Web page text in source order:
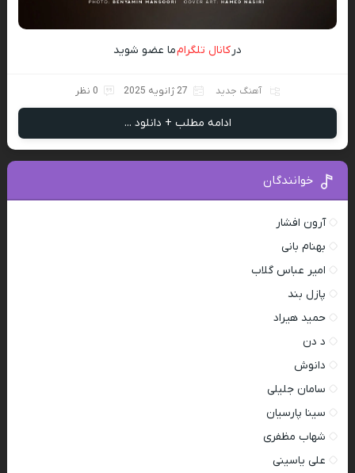
درکانال تلگرامما عضو شوید
آهنگ جدید 27 ژانویه 2025 0 نظر
ادامه مطلب + دانلود ...
خوانندگان
آرون افشار
بهنام بانی
امیر عباس گلاب
پازل بند
حمید هیراد
د دن
دانوش
سامان جلیلی
سینا پارسیان
شهاب مظفری
علی یاسینی